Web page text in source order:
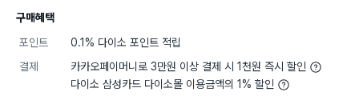
구매혜택
포인트
0.1% 다이소 포인트 적립
결제
카카오페이머니로 3만원 이상 결제 시 1천원 즉시 할인
다이소 삼성카드 다이소몰 이용금액의 1% 할인